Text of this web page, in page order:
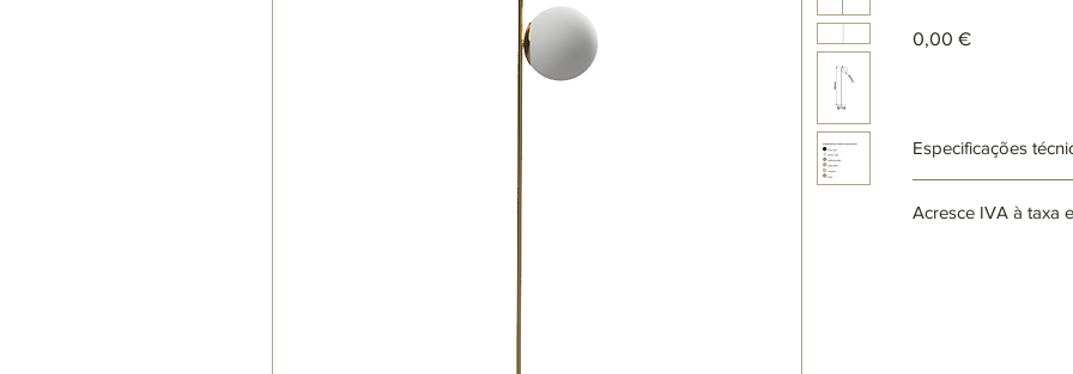
0,00 €Preço
Especificações
Acresce IVA à taxa